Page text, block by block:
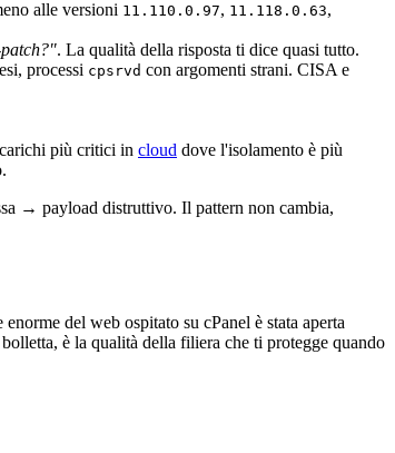
alle versioni 11.110.0.97, 11.118.0.63,
. La qualità della risposta ti dice quasi tutto.
processi cpsrvd con argomenti strani. CISA e
più critici in cloud dove l'isolamento è più
→ payload distruttivo. Il pattern non cambia,
del web ospitato su cPanel è stata aperta
è la qualità della filiera che ti protegge quando